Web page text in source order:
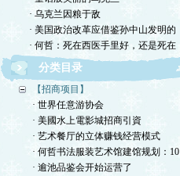
· 乌克兰因粮于敌
· 美国政治改革应借鉴孙中山发明的
· 何哲：死在西医手里好，还是死在
分类目录
【招商项目】
· 世界任意游协会
· 美國水上電影城招商引資
· 艺术餐厅的立体赚钱经营模式
· 何哲书法服装艺术馆建馆规划：10
· 逾池品鉴会开始运营了